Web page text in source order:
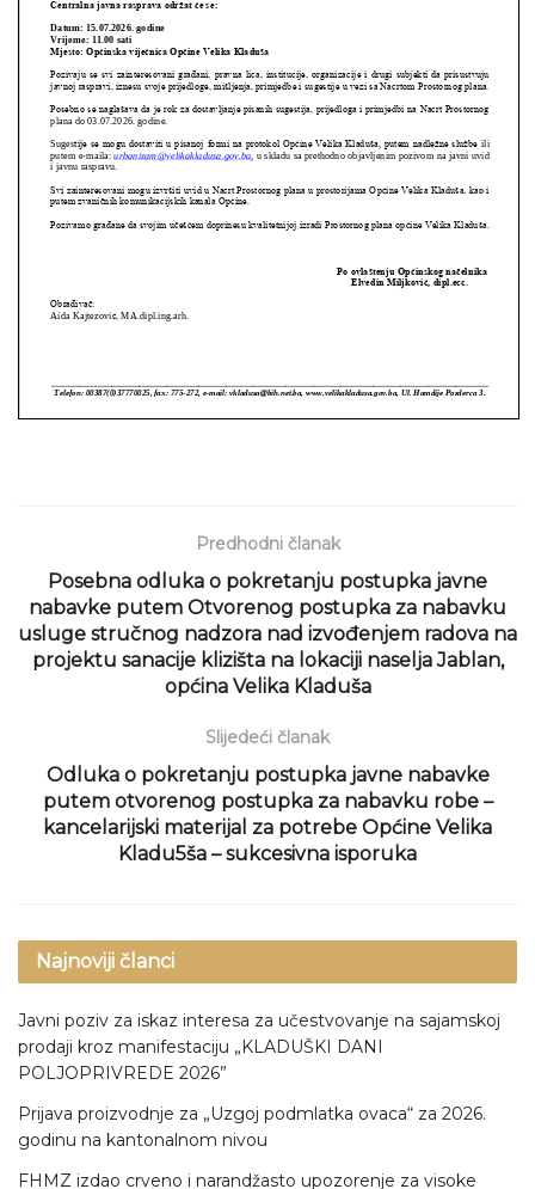
Predhodni članak
Posebna odluka o pokretanju postupka javne
nabavke putem Otvorenog postupka za nabavku
usluge stručnog nadzora nad izvođenjem radova na
projektu sanacije klizišta na lokaciji naselja Jablan,
općina Velika Kladuša
Slijedeći članak
Odluka o pokretanju postupka javne nabavke
putem otvorenog postupka za nabavku robe –
kancelarijski materijal za potrebe Općine Velika
Kladu5ša – sukcesivna isporuka
Najnoviji članci
Javni poziv za iskaz interesa za učestvovanje na sajamskoj
prodaji kroz manifestaciju „KLADUŠKI DANI
POLJOPRIVREDE 2026”
Prijava proizvodnje za „Uzgoj podmlatka ovaca“ za 2026.
godinu na kantonalnom nivou
FHMZ izdao crveno i narandžasto upozorenje za visoke